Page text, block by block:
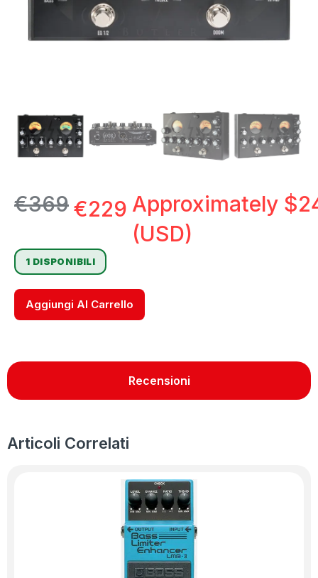
€369€229 Approximately $
(USD)
1 DISPONIBILI
Aggiungi Al Carrello
Recensioni
Articoli Correlati